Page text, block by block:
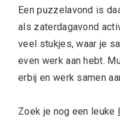
Een puzzelavond is
als zaterdagavond
veel stukjes, waar je
even werk aan hebt.
erbij en werk samen
Zoek je nog een leuke